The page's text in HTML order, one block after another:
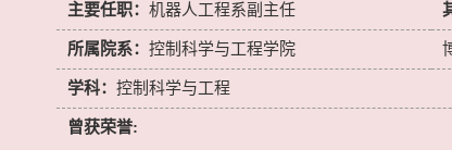
主要任职： 机器人工程系副主任
所属院系： 控制科学与工程学院
学科： 控制科学与工程
曾获荣誉: